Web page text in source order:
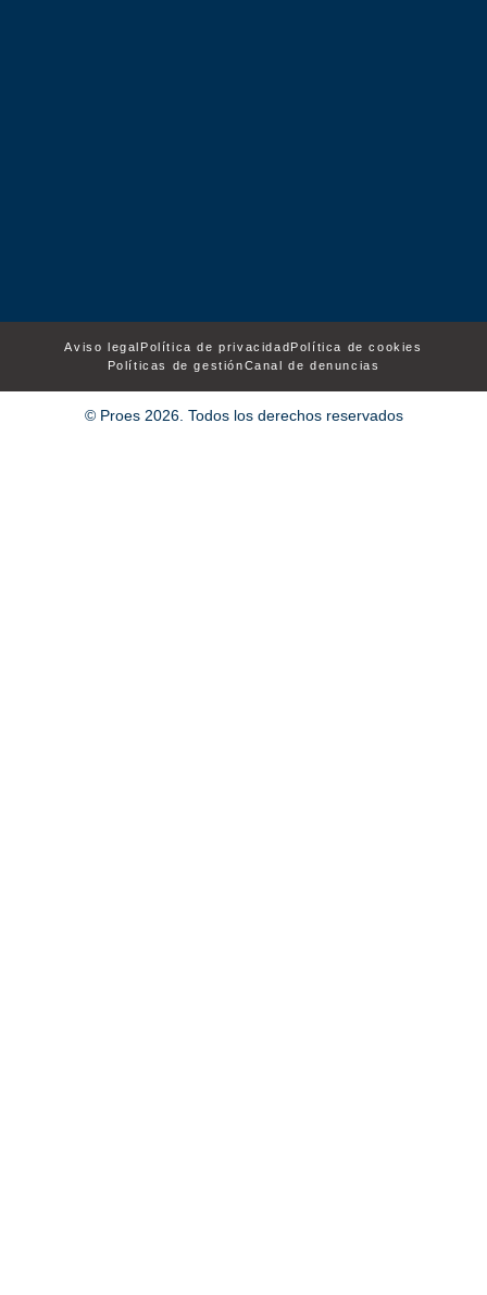
Aviso legal Política de privacidadPolítica de cookies
Políticas de gestiónCanal de denuncias
© Proes 2026. Todos los derechos reservados